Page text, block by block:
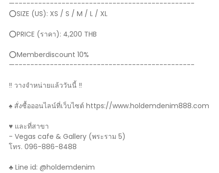
—----------------------------------------------
⭕️SIZE (US): XS / S / M / L / XL
⭕️PRICE (ราคา): 4,200 THB
⭕️Memberdiscount 10%
—----------------------------------------------
‼️ วางจำหน่ายแล้ววันนี้ ‼️
♠️ สั่งซื้อออนไลน์ที่เว็บไซต์ https://www.holdemdenim888.com
♥️ และที่สาขา
- Vegas cafe & Gallery (พระราม 5)
โทร. 096-886-8488
♣️ Line id: @holdemdenim